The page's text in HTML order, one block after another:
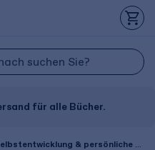
für alle Bücher.
& persönliche Kompetenz